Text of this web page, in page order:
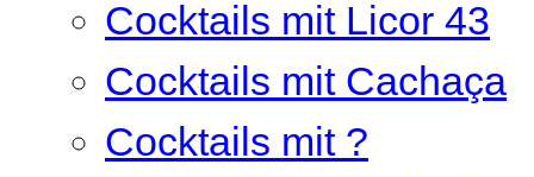
Cocktails mit Licor 43
Cocktails mit Cachaça
Cocktails mit ?